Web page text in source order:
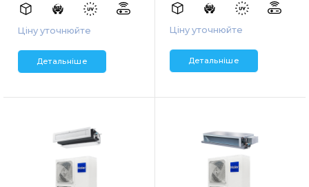
Ціну уточнюйте
Детальніше
Ціну уточнюйте
Детальніше